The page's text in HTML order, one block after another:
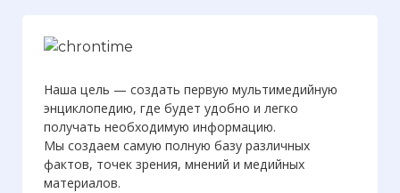
Наша цель — создать первую мультимедийную
энциклопедию, где будет удобно и легко
получать необходимую информацию.
Мы создаем самую полную базу различных
фактов, точек зрения, мнений и медийных
материалов.